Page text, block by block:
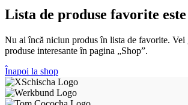
Lista de produse favorite
Nu ai încă niciun produs în lista de favorite. Vei
produse interesante în pagina „Shop”.
Înapoi la shop